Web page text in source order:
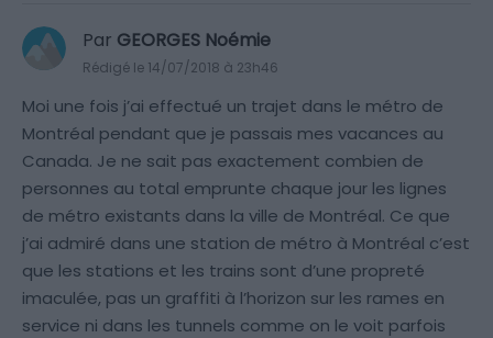
Par GEORGES Noémie
Rédigé le 14/07/2018 à 23h46
Moi une fois j’ai effectué un trajet dans le métro de
Montréal pendant que je passais mes vacances au
Canada. Je ne sait pas exactement combien de
personnes au total emprunte chaque jour les lignes
de métro existants dans la ville de Montréal. Ce que
j’ai admiré dans une station de métro à Montréal c’est
que les stations et les trains sont d’une propreté
imaculée, pas un graffiti à l’horizon sur les rames en
service ni dans les tunnels comme on le voit parfois